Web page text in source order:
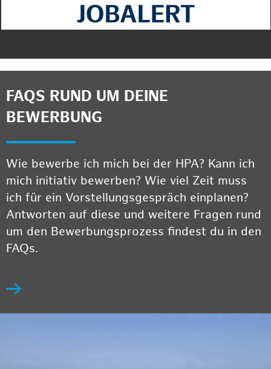
FAQS RUND UM DEINE
BEWERBUNG
Wie bewerbe ich mich bei der HPA? Kann ich
mich initiativ bewerben? Wie viel Zeit muss
ich für ein Vorstellungsgespräch einplanen?
Antworten auf diese und weitere Fragen rund
um den Bewerbungsprozess findest du in den
FAQs.